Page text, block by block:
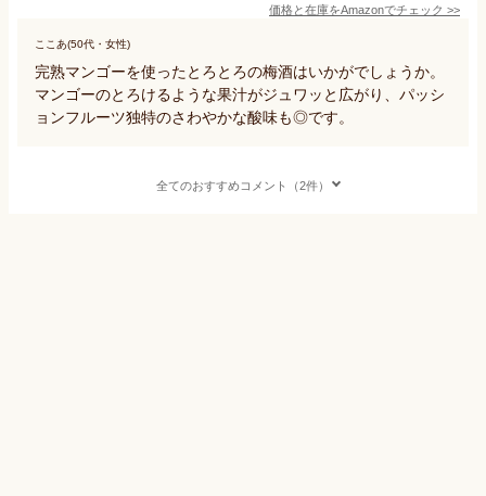
価格と在庫をAmazonでチェック >>
ここあ(50代・女性)
完熟マンゴーを使ったとろとろの梅酒はいかがでしょうか。
マンゴーのとろけるような果汁がジュワッと広がり、パッシ
ョンフルーツ独特のさわやかな酸味も◎です。
全てのおすすめコメント（2件）